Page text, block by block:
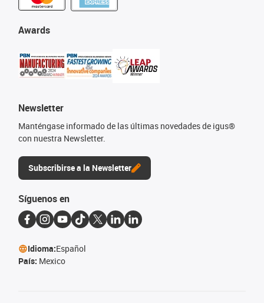
Awards
Newsletter
Manténgase informado de las últimas novedades de igus®
con nuestra Newsletter.
Subscribirse a la Newsletter
Síguenos en
Idioma:Español
País: Mexico